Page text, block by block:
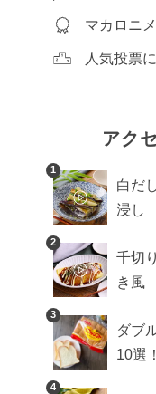
マカロニ
人気投票
アク
1
白だ
浸し
2
千切
き風
3
ダブ
10選
4